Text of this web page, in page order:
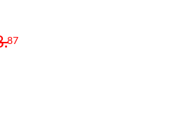
.87